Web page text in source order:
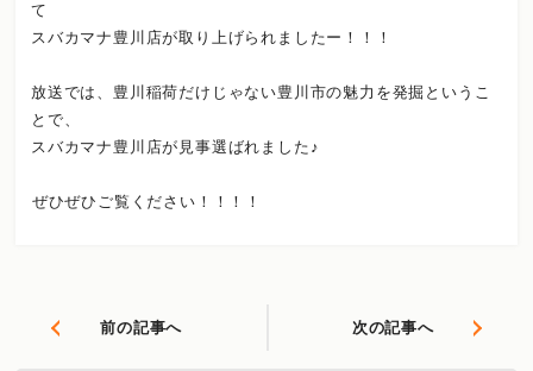
て
スバカマナ豊川店が取り上げられましたー！！！
放送では、豊川稲荷だけじゃない豊川市の魅力を発掘というこ
とで、
スバカマナ豊川店が見事選ばれました♪
⁡ぜひぜひご覧ください！！！！
前の記事へ 次の記事へ